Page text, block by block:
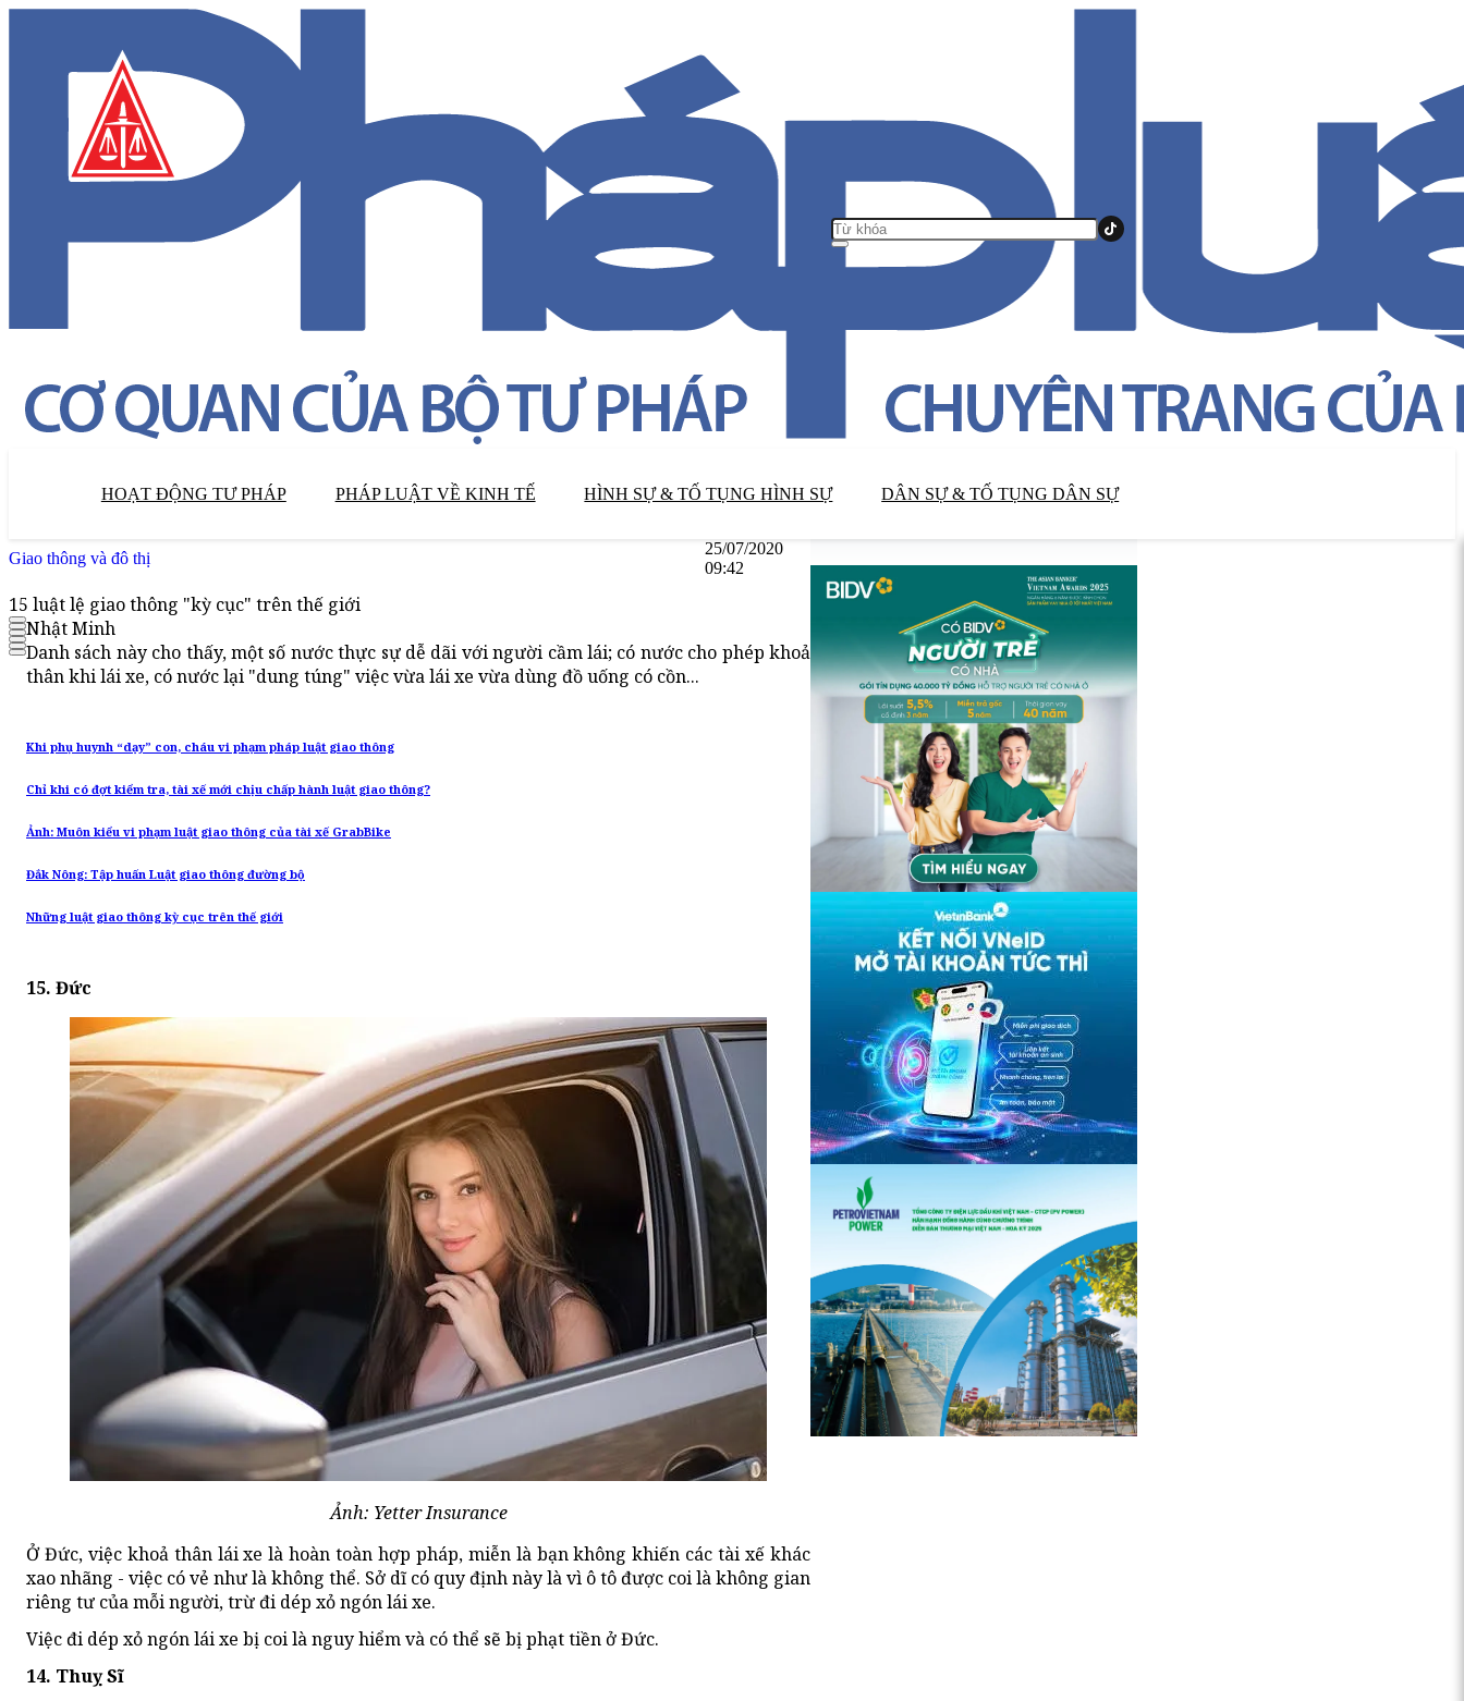
HOẠT ĐỘNG TƯ PHÁP PHÁP LUẬT VỀ KINH TẾ HÌNH SỰ & TỐ TỤNG HÌNH SỰ DÂN SỰ & TỐ TỤNG DÂN SỰ
Giao thông và đô thị
25/07/2020
09:42
15 luật lệ giao thông "kỳ cục" trên thế giới
Nhật Minh
Danh sách này cho thấy, một số nước thực sự dễ dãi với người cầm lái; có nước cho phép khoả
thân khi lái xe, có nước lại "dung túng" việc vừa lái xe vừa dùng đồ uống có cồn...
Khi phụ huynh “dạy” con, cháu vi phạm pháp luật giao thông
Chỉ khi có đợt kiểm tra, tài xế mới chịu chấp hành luật giao thông?
Ảnh: Muôn kiểu vi phạm luật giao thông của tài xế GrabBike
Đắk Nông: Tập huấn Luật giao thông đường bộ
Những luật giao thông kỳ cục trên thế giới
15. Đức
Ảnh: Yetter Insurance
Ở Đức, việc khoả thân lái xe là hoàn toàn hợp pháp, miễn là bạn không khiến các tài xế khác
xao nhãng - việc có vẻ như là không thể. Sở dĩ có quy định này là vì ô tô được coi là không gian
riêng tư của mỗi người, trừ đi dép xỏ ngón lái xe.
Việc đi dép xỏ ngón lái xe bị coi là nguy hiểm và có thể sẽ bị phạt tiền ở Đức.
14. Thuỵ Sĩ